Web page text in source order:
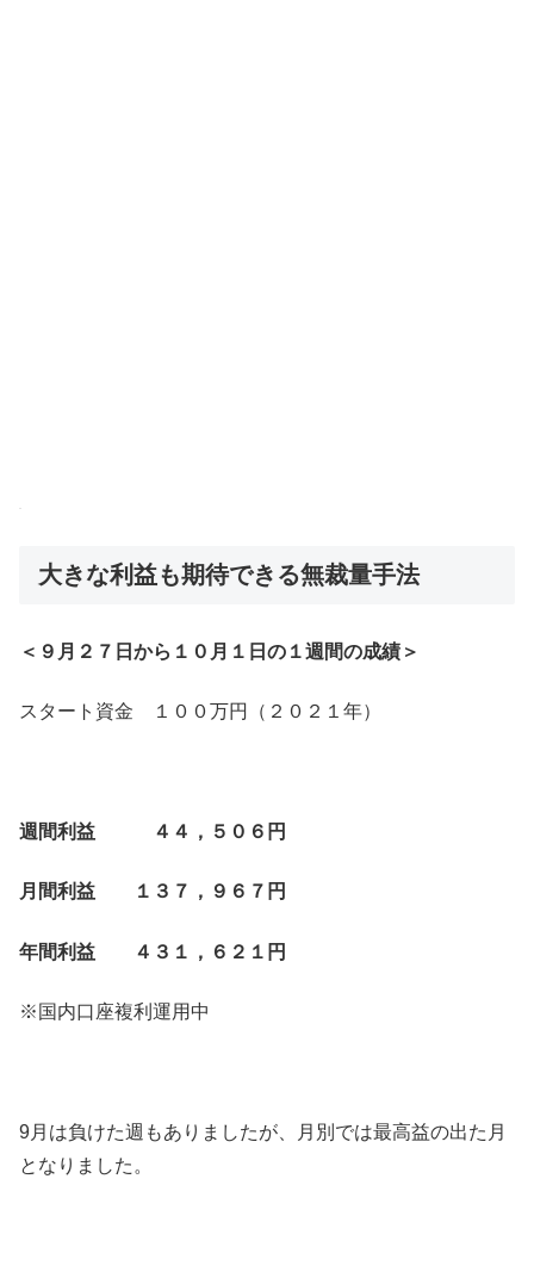
大きな利益も期待できる無裁量手法
＜９月２７日から１０月１日の１週間の成績＞
スタート資金 １００万円（２０２１年）
週間利益 ４４，５０６円
月間利益 １３７，９６７円
年間利益 ４３１，６２１円
※国内口座複利運用中
9月は負けた週もありましたが、月別では最高益の出た月
となりました。